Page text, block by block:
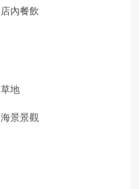
店內餐飲
草地
海景景觀